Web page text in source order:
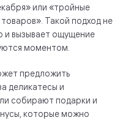
или «тройные
Такой подход не
и вызывает ощущение
моментом.
предложить
деликатесы и
собирают подарки и
которые можно